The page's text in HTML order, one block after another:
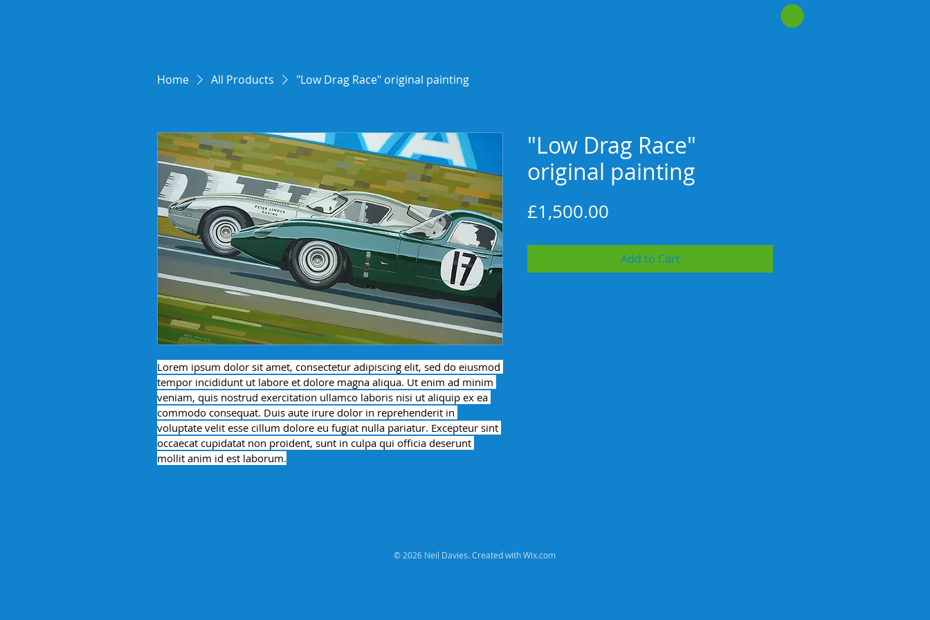
Home All Products "Low Drag Race" original painting
Lorem ipsum dolor sit amet, consectetur adipiscing elit, sed do eiusmod
tempor incididunt ut labore et dolore magna aliqua. Ut enim ad minim
veniam, quis nostrud exercitation ullamco laboris nisi ut aliquip ex ea
commodo consequat. Duis aute irure dolor in reprehenderit in
voluptate velit esse cillum dolore eu fugiat nulla pariatur. Excepteur sint
occaecat cupidatat non proident, sunt in culpa qui officia deserunt
mollit anim id est laborum.
"Low Drag Race"
original painting
£1,500.00
Add to Cart
© 2026 Neil Davies. Created withWix.com